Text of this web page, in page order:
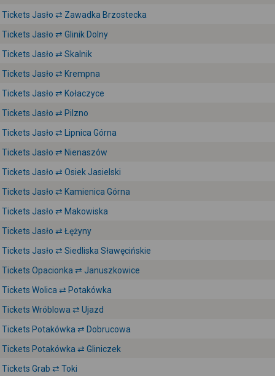
Tickets Jasło ⇄ Zawadka Brzostecka
Tickets Jasło ⇄ Glinik Dolny
Tickets Jasło ⇄ Skalnik
Tickets Jasło ⇄ Krempna
Tickets Jasło ⇄ Kołaczyce
Tickets Jasło ⇄ Pilzno
Tickets Jasło ⇄ Lipnica Górna
Tickets Jasło ⇄ Nienaszów
Tickets Jasło ⇄ Osiek Jasielski
Tickets Jasło ⇄ Kamienica Górna
Tickets Jasło ⇄ Makowiska
Tickets Jasło ⇄ Łężyny
Tickets Jasło ⇄ Siedliska Sławęcińskie
Tickets Opacionka ⇄ Januszkowice
Tickets Wolica ⇄ Potakówka
Tickets Wróblowa ⇄ Ujazd
Tickets Potakówka ⇄ Dobrucowa
Tickets Potakówka ⇄ Gliniczek
Tickets Grab ⇄ Toki